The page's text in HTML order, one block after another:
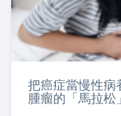
把癌症當慢性病
腫瘤的「馬拉松